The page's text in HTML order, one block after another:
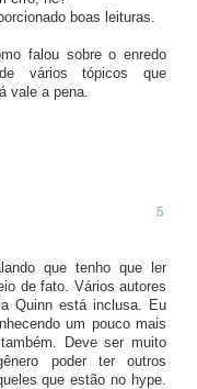
boas leituras.
falou sobre o enredo
vários tópicos que
vale a pena.
que tenho que ler
de fato. Vários autores
Quinn está inclusa. Eu
um pouco mais
Deve ser muito
poder ter outros
que estão no hype.